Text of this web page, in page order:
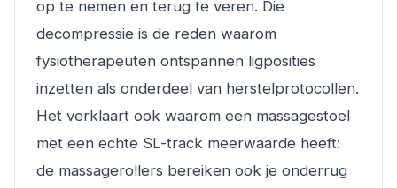
op te nemen en terug te veren. Die
decompressie is de reden waarom
fysiotherapeuten ontspannen ligposities
inzetten als onderdeel van herstelprotocollen.
Het verklaart ook waarom een massagestoel
met een echte SL-track meerwaarde heeft:
de massagerollers bereiken ook je onderrug